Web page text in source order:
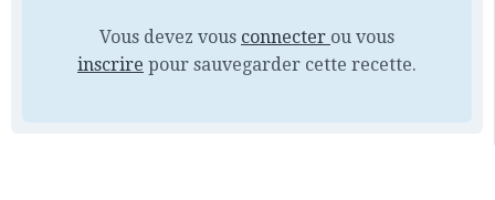
Vous devez vous connecter ou vous
inscrire pour sauvegarder cette recette.